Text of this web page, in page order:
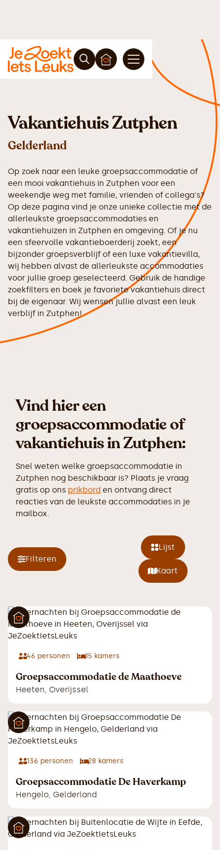
Vakantiehuis Zutphen
Gelderland
Op zoek naar een leuke groepsaccommodatie of
een mooi vakantiehuis in Zutphen voor een
weekendje weg met familie, vrienden of collega's?
Op deze pagina vind je onze unieke collectie met de
allerleukste groepsaccommodaties en
vakantiehuizen in Zutphen en omgeving. Of je nu
een sfeervolle vakantieboerderij zoekt, een
bijzonder groepsverblijf of een luxe vakantievilla,
wij hebben alvast de allerleukste accommodaties
voor jullie groep geselecteerd. Gebruik de handige
zoekfilters en boek je favoriete vakantiehuis direct
bij de eigenaar. Wij wensen jullie alvast een leuk
verblijf in Zutphen!
Vind hier een
groepsaccommodatie of
vakantiehuis in Zutphen:
Snel weten welke groepsaccommodatie in
Zutphen nog beschikbaar is? Plaats je vraag
gratis op ons prikbord en ontvang direct
reacties van de leukste accommodaties in je
mailbox.
Filteren
Lijst
Kaart
46 personen 15 kamers
Groepsaccommodatie de Maathoeve
Heeten, Overijssel
136 personen 28 kamers
Groepsaccommodatie De Haverkamp
Hengelo, Gelderland